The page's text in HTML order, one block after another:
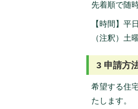
先着順で随
【時間】平
（注釈）土
3 申請方
希望する住
たします。